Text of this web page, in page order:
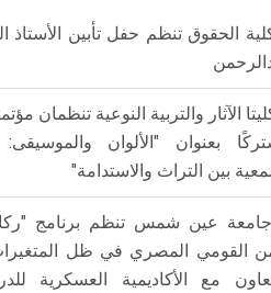
الحقوق تنظم حفل تأبين الأستاذ
الآثار والتربية النوعية تنظمان
بعنوان "الألوان
بين التراث والاستدامة"
جامعة عين شمس تنظم برنامج
القومي المصري في ظل
مع الأكاديمية العسكرية